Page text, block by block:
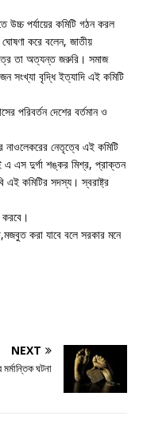
উচ্চ পর্যায়ের কমিটি গঠন করল
ঘোষণা করে বলেন, জাতীয়
তা অত্যন্ত জরুরি। সমাজ
সংখ্যা বৃদ্ধি ইত্যাদি এই কমিটি
পরিবর্তন দেশের বর্তমান ও
নাওলেকরের নেতৃত্বে এই কমিটি
এস দুর্গা শঙ্কর মিশ্র, প্রাক্তন
এই কমিটির সদস্য। স্বরাষ্ট্র
করবে।
করা যাবে বলে সরকার মনে
NEXT
ঘটনা